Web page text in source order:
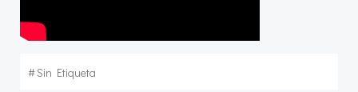
#Sin Etiqueta